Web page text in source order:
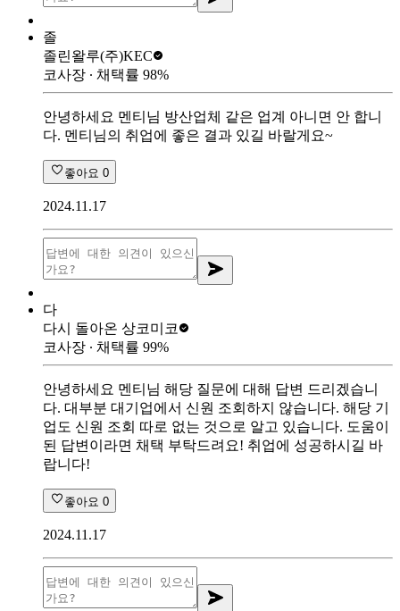
졸
졸린왈루(주)KEC
코사장 ∙ 채택률 98%
안녕하세요 멘티님 방산업체 같은 업계 아니면 안 합니
다. 멘티님의 취업에 좋은 결과 있길 바랄게요~
좋아요 0
2024.11.17
다
다시 돌아온 상코미코
코사장 ∙ 채택률 99%
안녕하세요 멘티님 해당 질문에 대해 답변 드리겠습니
다. 대부분 대기업에서 신원 조회하지 않습니다. 해당 기
업도 신원 조회 따로 없는 것으로 알고 있습니다. 도움이
된 답변이라면 채택 부탁드려요! 취업에 성공하시길 바
랍니다!
좋아요 0
2024.11.17